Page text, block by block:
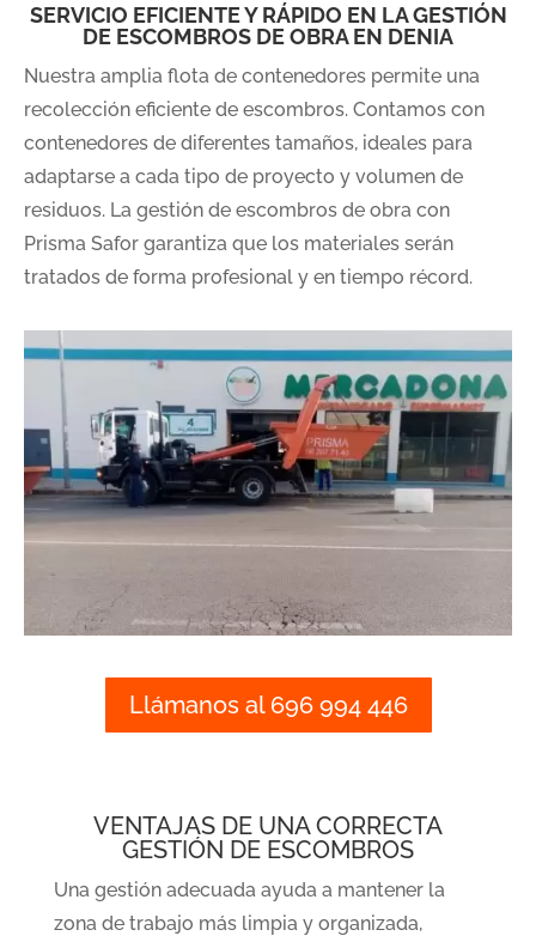
SERVICIO EFICIENTE Y RÁPIDO EN LA GESTIÓN
DE ESCOMBROS DE OBRA EN DENIA
Nuestra amplia flota de contenedores permite una
recolección eficiente de escombros. Contamos con
contenedores de diferentes tamaños, ideales para
adaptarse a cada tipo de proyecto y volumen de
residuos. La gestión de escombros de obra con
Prisma Safor garantiza que los materiales serán
tratados de forma profesional y en tiempo récord.
Llámanos al 696 994 446
VENTAJAS DE UNA CORRECTA
GESTIÓN DE ESCOMBROS
Una gestión adecuada ayuda a mantener la
zona de trabajo más limpia y organizada,